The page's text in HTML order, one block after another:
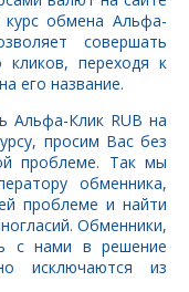
обмена Альфа-
совершать
кликов, переходя к
его название.
Альфа-Клик RUB на
просим Вас без
проблеме. Так мы
обменника,
проблеме и найти
Обменники,
с нами в решение
исключаются из